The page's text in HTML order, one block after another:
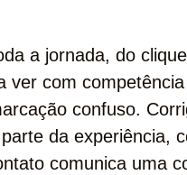
a jornada, do
ver com
confuso.
da experiência,
comunica uma